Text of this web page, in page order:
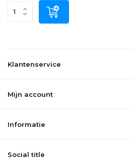
Klantenservice
Mijn account
Informatie
Social title